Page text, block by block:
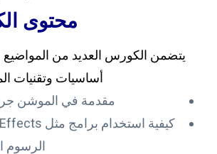
محتوى
يتضمن الكورس العديد من المواضيع
أساسيات وتقنيات
مقدمة في الموشن
الرسوم